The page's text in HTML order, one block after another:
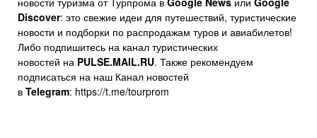
Discover: это свежие идеи для путешествий, туристические
новости и подборки по распродажам туров и авиабилетов!
Либо подпишитесь на канал туристических
новостей на PULSE.MAIL.RU. Также рекомендуем
подписаться на наш Канал новостей
в Telegram: https://t.me/tourprom